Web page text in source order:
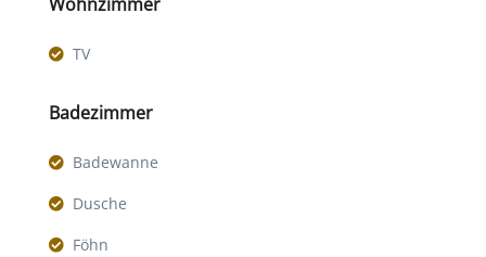
TV
Badezimmer
Badewanne
Dusche
Föhn